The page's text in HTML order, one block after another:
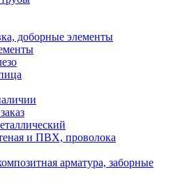
доборные элементы
и ПВХ, проволока
арматура, заборные